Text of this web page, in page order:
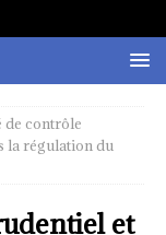
de contrôle
la régulation du
et